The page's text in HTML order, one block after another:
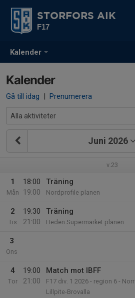
Kalender
STORFORS AIK
F17
Kalender
Gå till idag | Prenumerera
Juni 2026
v.23
1
Mån
18:00
19:00
Träning
Nordprofile planen
2
Tis
19:30
21:00
Träning
Heden Supermarket planen
3
Ons
4
Tor
19:00
21:00
Match mot IBFF
F17 div. 1 2026 - region 6 - Norr
Lillpite-Brovalla